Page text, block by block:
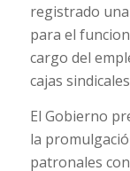
registrado
para el
cargo del
cajas
El Gobierno
la
patronales